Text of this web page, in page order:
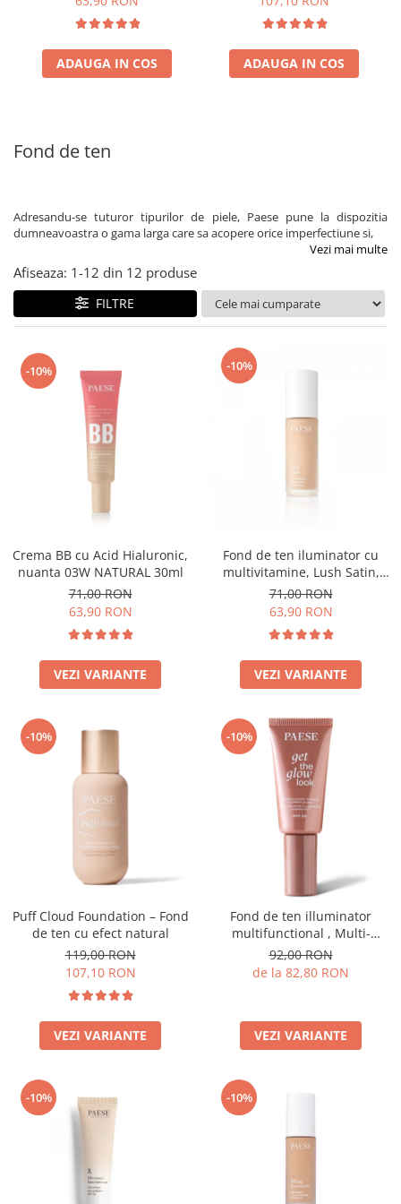
ADAUGA IN COS ADAUGA IN COS
Fond de ten
Adresandu-se tuturor tipurilor de piele, Paese pune la dispozitia
dumneavoastra o gama larga care sa acopere orice imperfectiune si,
Vezi mai multe
Afiseaza: 1-12 din 12 produse
FILTRE
-10%
Crema BB cu Acid Hialuronic,
nuanta 03W NATURAL 30ml
71,00 RON
63,90 RON
VEZI VARIANTE
-10%
Fond de ten iluminator cu
multivitamine, Lush Satin,
nuanta 31 Warm Beige - 30ml
71,00 RON
63,90 RON
VEZI VARIANTE
-10%
Puff Cloud Foundation – Fond
de ten cu efect natural
119,00 RON
107,10 RON
VEZI VARIANTE
-10%
Fond de ten illuminator
multifunctional , Multi-
function Illuminating
Foundation, nuanta 1N LIGHT
92,00 RON
de la 82,80 RON
VEZI VARIANTE
-10% -10%